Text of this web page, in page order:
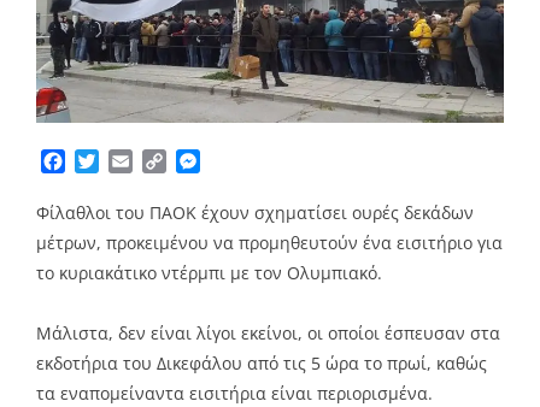
Facebook
TwitterEmailCopy
Φίλαθλοι του ΠΑΟΚ έχουν σχηματίσει ουρές δεκάδων
μέτρων, προκειμένου να προμηθευτούν ένα εισιτήριο για
το κυριακάτικο ντέρμπι με τον Ολυμπιακό.
Μάλιστα, δεν είναι λίγοι εκείνοι, οι οποίοι έσπευσαν στα
εκδοτήρια του Δικεφάλου από τις 5 ώρα το πρωί, καθώς
τα εναπομείναντα εισιτήρια είναι περιορισμένα.